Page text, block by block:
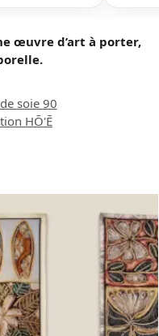
œuvre d’art à porter,
soie 90
HŌ'Ē